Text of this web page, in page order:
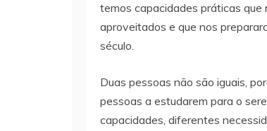
temos capacidades práticas
aproveitados e que nos
século.
Duas pessoas não são iguais,
pessoas a estudarem para o
capacidades, diferentes